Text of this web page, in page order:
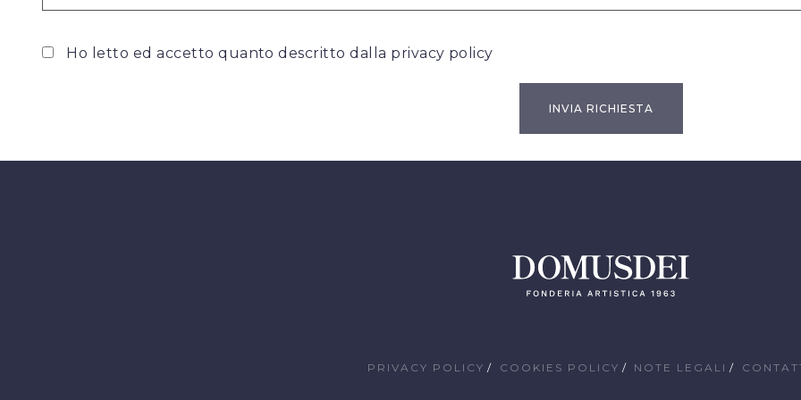
Ho letto ed accetto quanto descritto dalla privacy policy
PRIVACY POLICY COOKIES POLICY NOTE LEGALI